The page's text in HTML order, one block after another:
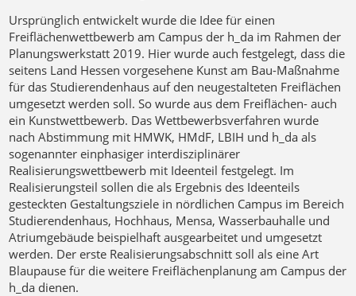
Ursprünglich entwickelt wurde die Idee für einen
Freiflächenwettbewerb am Campus der h_da im Rahmen der
Planungswerkstatt 2019. Hier wurde auch festgelegt, dass die
seitens Land Hessen vorgesehene Kunst am Bau-Maßnahme
für das Studierendenhaus auf den neugestalteten Freiflächen
umgesetzt werden soll. So wurde aus dem Freiflächen- auch
ein Kunstwettbewerb. Das Wettbewerbsverfahren wurde
nach Abstimmung mit HMWK, HMdF, LBIH und h_da als
sogenannter einphasiger interdisziplinärer
Realisierungswettbewerb mit Ideenteil festgelegt. Im
Realisierungsteil sollen die als Ergebnis des Ideenteils
gesteckten Gestaltungsziele in nördlichen Campus im Bereich
Studierendenhaus, Hochhaus, Mensa, Wasserbauhalle und
Atriumgebäude beispielhaft ausgearbeitet und umgesetzt
werden. Der erste Realisierungsabschnitt soll als eine Art
Blaupause für die weitere Freiflächenplanung am Campus der
h_da dienen.